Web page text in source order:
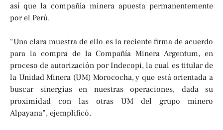
así que la compañía minera apuesta permanentemente
por el Perú.
“Una clara muestra de ello es la reciente firma de acuerdo
para la compra de la Compañía Minera Argentum, en
proceso de autorización por Indecopi, la cual es titular de
la Unidad Minera (UM) Morococha, y que está orientada a
buscar sinergias en nuestras operaciones, dada su
proximidad con las otras UM del grupo minero
Alpayana”, ejemplificó.